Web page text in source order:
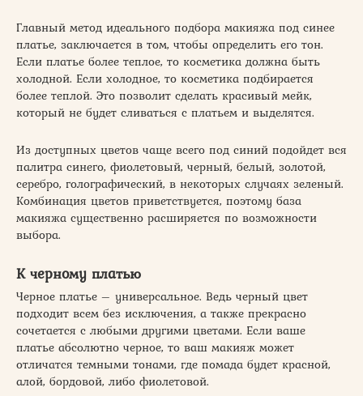
Главный метод идеального подбора макияжа под синее
платье, заключается в том, чтобы определить его тон.
Если платье более теплое, то косметика должна быть
холодной. Если холодное, то косметика подбирается
более теплой. Это позволит сделать красивый мейк,
который не будет сливаться с платьем и выделятся.
Из доступных цветов чаще всего под синий подойдет вся
палитра синего, фиолетовый, черный, белый, золотой,
серебро, голографический, в некоторых случаях зеленый.
Комбинация цветов приветствуется, поэтому база
макияжа существенно расширяется по возможности
выбора.
К черному платью
Черное платье – универсальное. Ведь черный цвет
подходит всем без исключения, а также прекрасно
сочетается с любыми другими цветами. Если ваше
платье абсолютно черное, то ваш макияж может
отличатся темными тонами, где помада будет красной,
алой, бордовой, либо фиолетовой.